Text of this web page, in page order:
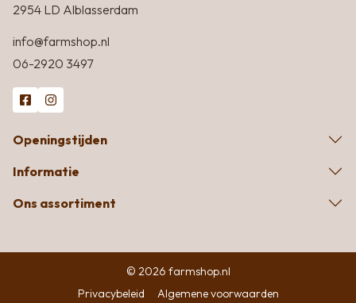
2954 LD Alblasserdam
info@farmshop.nl
06-2920 3497
Openingstijden
Informatie
Ons assortiment
© 2026 farmshop.nl
Privacybeleid
Algemene voorwaarden